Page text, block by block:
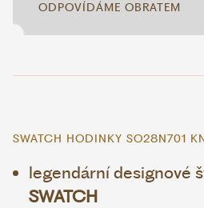
ODPOVÍDÁME OBRATEM
SWATCH HODINKY SO28N701
legendární designové
SWATCH